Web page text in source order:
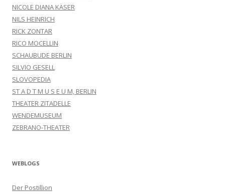
NICOLE DIANA KÄSER
NILS HEINRICH
RICK ZONTAR
RICO MOCELLIN
SCHAUBUDE BERLIN
SILVIO GESELL
SLOVOPEDIA
ST A D T M U S E U M, BERLIN
THEATER ZITADELLE
WENDEMUSEUM
ZEBRANO-THEATER
WEBLOGS
Der Postillion